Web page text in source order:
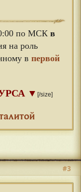
по МСК в
на роль
в первой
▼ [/size]
#3